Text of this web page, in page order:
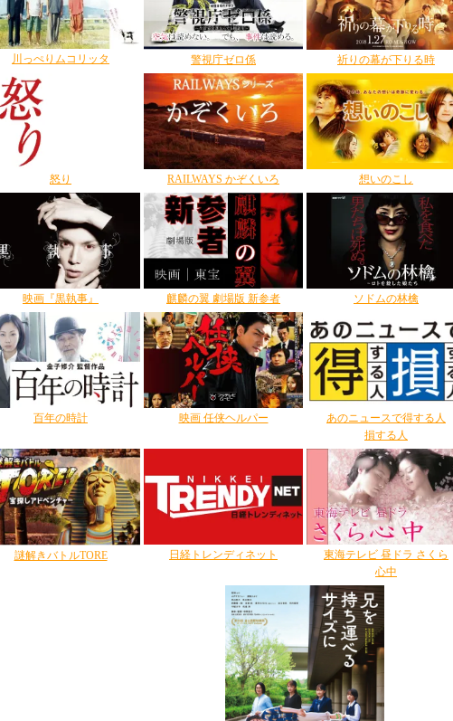
川っぺりムコリッタ 警視庁ゼロ係 祈りの幕が下りる時
怒り RAILWAYS かぞくいろ 想いのこし
映画『黒執事』 麒麟の翼 劇場版 新参者 ソドムの林檎
百年の時計 映画 任侠ヘルパー
あのニュースで得する人
損する人
謎解きバトルTORE 日経トレンディネット
東海テレビ 昼ドラ さくら
心中